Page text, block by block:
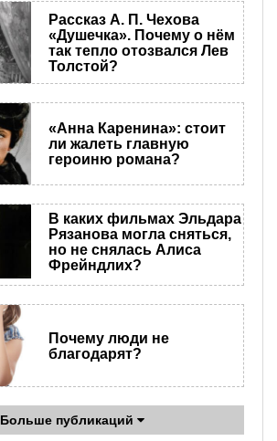
Рассказ А. П. Чехова
«Душечка». Почему о нём
так тепло отозвался Лев
Толстой?
«Анна Каренина»: стоит
ли жалеть главную
героиню романа?
В каких фильмах Эльдара
Рязанова могла сняться,
но не снялась Алиса
Фрейндлих?
Почему люди не
благодарят?
Больше публикаций